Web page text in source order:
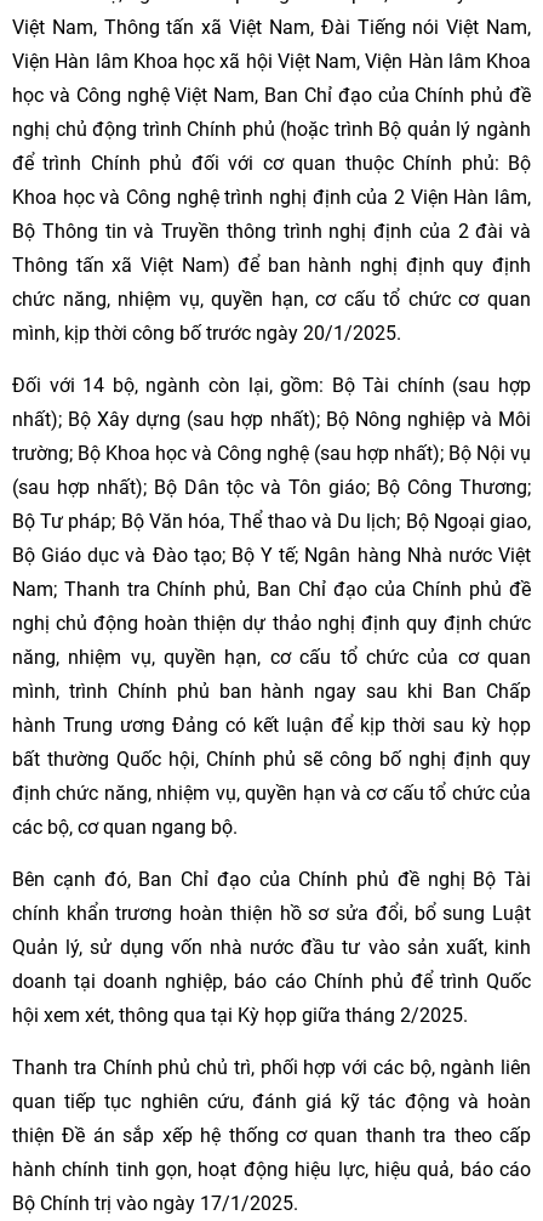
Việt Nam, Thông tấn xã Việt Nam, Đài Tiếng nói Việt Nam,
Viện Hàn lâm Khoa học xã hội Việt Nam, Viện Hàn lâm Khoa
học và Công nghệ Việt Nam, Ban Chỉ đạo của Chính phủ đề
nghị chủ động trình Chính phủ (hoặc trình Bộ quản lý ngành
để trình Chính phủ đối với cơ quan thuộc Chính phủ: Bộ
Khoa học và Công nghệ trình nghị định của 2 Viện Hàn lâm,
Bộ Thông tin và Truyền thông trình nghị định của 2 đài và
Thông tấn xã Việt Nam) để ban hành nghị định quy định
chức năng, nhiệm vụ, quyền hạn, cơ cấu tổ chức cơ quan
mình, kịp thời công bố trước ngày 20/1/2025.
Đối với 14 bộ, ngành còn lại, gồm: Bộ Tài chính (sau hợp
nhất); Bộ Xây dựng (sau hợp nhất); Bộ Nông nghiệp và Môi
trường; Bộ Khoa học và Công nghệ (sau hợp nhất); Bộ Nội vụ
(sau hợp nhất); Bộ Dân tộc và Tôn giáo; Bộ Công Thương;
Bộ Tư pháp; Bộ Văn hóa, Thể thao và Du lịch; Bộ Ngoại giao,
Bộ Giáo dục và Đào tạo; Bộ Y tế; Ngân hàng Nhà nước Việt
Nam; Thanh tra Chính phủ, Ban Chỉ đạo của Chính phủ đề
nghị chủ động hoàn thiện dự thảo nghị định quy định chức
năng, nhiệm vụ, quyền hạn, cơ cấu tổ chức của cơ quan
mình, trình Chính phủ ban hành ngay sau khi Ban Chấp
hành Trung ương Đảng có kết luận để kịp thời sau kỳ họp
bất thường Quốc hội, Chính phủ sẽ công bố nghị định quy
định chức năng, nhiệm vụ, quyền hạn và cơ cấu tổ chức của
các bộ, cơ quan ngang bộ.
Bên cạnh đó, Ban Chỉ đạo của Chính phủ đề nghị Bộ Tài
chính khẩn trương hoàn thiện hồ sơ sửa đổi, bổ sung Luật
Quản lý, sử dụng vốn nhà nước đầu tư vào sản xuất, kinh
doanh tại doanh nghiệp, báo cáo Chính phủ để trình Quốc
hội xem xét, thông qua tại Kỳ họp giữa tháng 2/2025.
Thanh tra Chính phủ chủ trì, phối hợp với các bộ, ngành liên
quan tiếp tục nghiên cứu, đánh giá kỹ tác động và hoàn
thiện Đề án sắp xếp hệ thống cơ quan thanh tra theo cấp
hành chính tinh gọn, hoạt động hiệu lực, hiệu quả, báo cáo
Bộ Chính trị vào ngày 17/1/2025.